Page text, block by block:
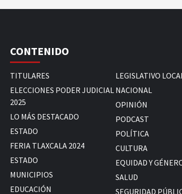
de
CONTENIDO
TITULARES
ELECCIONES PODER JUDICIAL
2025
LO MÁS DESTACADO
ESTADO
FERIA TLAXCALA 2024
ESTADO
MUNICIPIOS
EDUCACIÓN
LEGISLATIVO
NACIONAL
OPINIÓN
PODCAST
POLÍTICA
CULTURA
EQUIDAD Y
SALUD
SEGURIDAD